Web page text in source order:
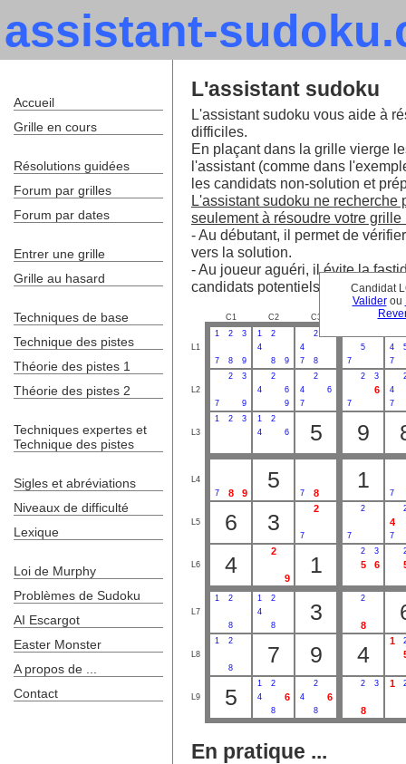
assistant-
Candidat
Validerou
L'assistant sudoku
L'assistant sudoku vous aide à
difficiles.
En plaçant dans la grille vierge
l'assistant (comme dans
les candidats non-solution et
L'assistant sudoku ne
seulement à résoudre votre grille
- Au débutant, il permet de
vers la solution.
- Au joueur aguéri, il évite la
candidats potentiels.
C1 C2 C3
L1
1 2 3
7 8 9
1
2
4
8
9
2
4
7
8
5
7
4
7
L2
2 3
7 9
2
4
6
9
2
4
6
7
2 3
6
7
4
7
L3
1 2 3 1
2
4
6 5 9
L4
7
8 9
5
7 8
1
7
L5 6 3
2
7
2
7
4
7
L6 4
2
9
1
2 3
5 6
L7
1 2
8
1
2
4
8
3
2
8
L8
1 2
8
7 9 4
1
L9 5
1
2
4
6
8
2
4
6
8
2 3
8
1
En pratique ...
Accueil
Grille en cours
Résolutions guidées
Forum par grilles
Forum par dates
Entrer une grille
Grille au hasard
Techniques de base
Technique des pistes
Théorie des pistes 1
Théorie des pistes 2
Techniques expertes et
Technique des pistes
Sigles et abréviations
Niveaux de difficulté
Lexique
Loi de Murphy
Problèmes de Sudoku
AI Escargot
Easter Monster
A propos de ...
Contact